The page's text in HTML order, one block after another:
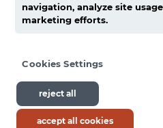
cadena de
© 1939 - 2026 Dietz & Watson.
reservados.
navigation, analyze site
marketing efforts.
Cookies Settings
reject all
accept all cookies